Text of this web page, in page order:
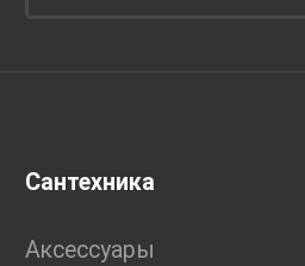
Сантехника
Аксессуары